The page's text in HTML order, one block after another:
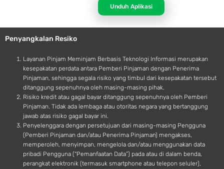
p
l
e
d
r
o
d
Unduh Aplikasi
Penyangkalan Resiko
Layanan Pinjam Meminjam Berbasis Teknologi Informasi merupakan
kesepakatan perdata antara Pemberi Pinjaman dengan Penerima
Pinjaman, sehingga segala risiko yang timbul dari kesepakatan tersebut
ditanggung sepenuhnya oleh masing-masing pihak.
Risiko kredit atau gagal bayar ditanggung sepenuhnya oleh Pemberi
Pinjaman. Tidak ada lembaga atau otoritas negara yang bertanggung
jawab atas risiko gagal bayar ini.
Penyelenggara dengan persetujuan dari masing-masing Pengguna
(Pemberi Pinjaman dan/atau Penerima Pinjaman) mengakses,
memperoleh, menyimpan, mengelola dan/atau menggunakan data
pribadi Pengguna (“Pemanfaatan Data”) pada atau di dalam benda,
perangkat elektronik (termasuk smartphone atau telepon seluler),